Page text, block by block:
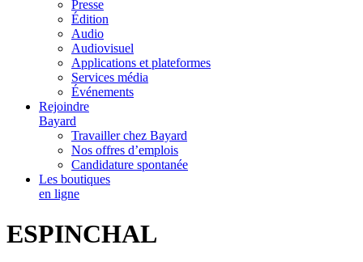
Presse
Édition
Audio
Audiovisuel
Applications et plateformes
Services média
Événements
Rejoindre
Bayard
Travailler chez Bayard
Nos offres d’emplois
Candidature spontanée
Les boutiques
en ligne
ESPINCHAL